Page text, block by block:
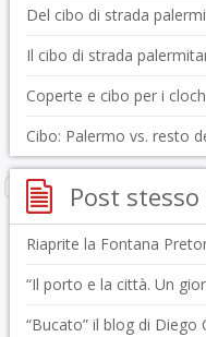
Del cibo di strada
Il cibo di strada
Coperte e cibo per i
Cibo: Palermo vs. resto
Post
Riaprite la Fontana
“Il porto e la città. Un
“Bucato” il blog di Diego